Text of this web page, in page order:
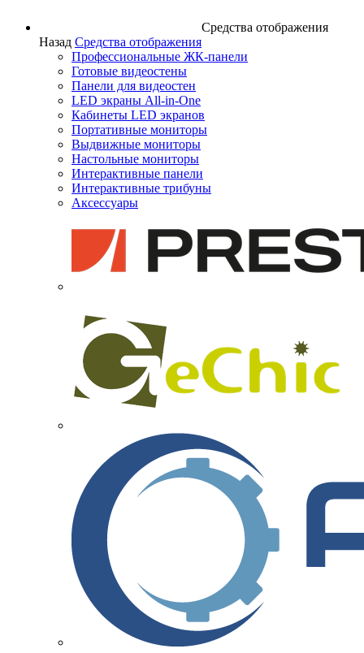
Средства отображения
Назад Средства отображения
Профессиональные ЖК-панели
Готовые видеостены
Панели для видеостен
LED экраны All-in-One
Кабинеты LED экранов
Портативные мониторы
Выдвижные мониторы
Настольные мониторы
Интерактивные панели
Интерактивные трибуны
Аксессуары